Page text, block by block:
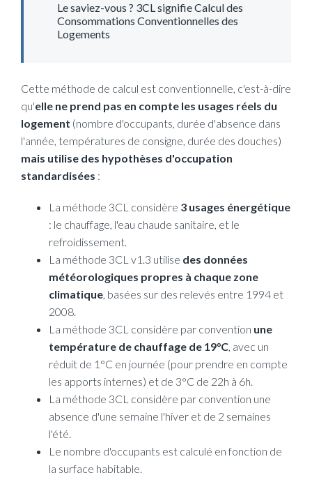
Le saviez-vous ? 3CL signifie Calcul des
Consommations Conventionnelles des
Logements
Cette méthode de calcul est conventionnelle, c'est-à-dire
qu'elle ne prend pas en compte les usages réels du
logement (nombre d'occupants, durée d'absence dans
l'année, températures de consigne, durée des douches)
mais utilise des hypothèses d'occupation
standardisées :
La méthode 3CL considère 3 usages énergétique
: le chauffage, l'eau chaude sanitaire, et le
refroidissement.
La méthode 3CL v1.3 utilise des données
météorologiques propres à chaque zone
climatique, basées sur des relevés entre 1994 et
2008.
La méthode 3CL considère par convention une
température de chauffage de 19°C, avec un
réduit de 1°C en journée (pour prendre en compte
les apports internes) et de 3°C de 22h à 6h.
La méthode 3CL considère par convention une
absence d'une semaine l'hiver et de 2 semaines
l'été.
Le nombre d'occupants est calculé en fonction de
la surface habitable.